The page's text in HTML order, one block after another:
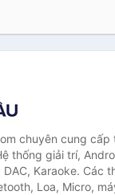
chuyên cung
thống giải trí,
DAC, Karaoke. Các
Loa, Micro,